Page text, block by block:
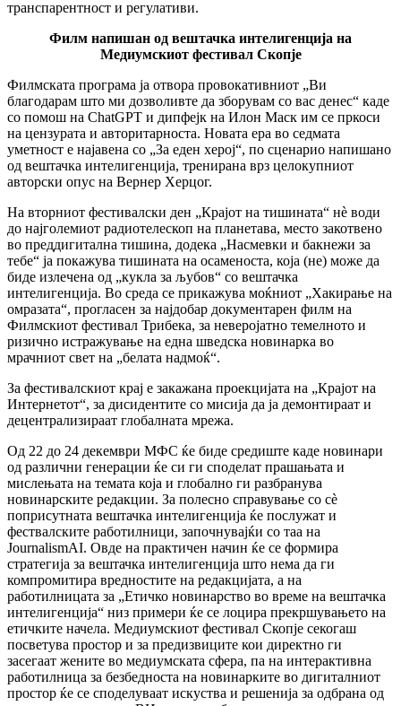
транспарентност и регулативи.
Филм напишан од вештачка интелигенција на
Медиумскиот фестивал Скопје
Филмската програма ја отвора провокативниот „Ви
благодарам што ми дозволивте да зборувам со вас денес“ каде
со помош на ChatGPT и дипфејк на Илон Маск им се пркоси
на цензурата и авторитарноста. Новата ера во седмата
уметност е најавена со „За еден херој“, по сценарио напишано
од вештачка интелигенција, тренирана врз целокупниот
авторски опус на Вернер Херцог.
На вторниот фестивалски ден „Крајот на тишината“ нѐ води
до најголемиот радиотелескоп на планетава, место закотвено
во преддигитална тишина, додека „Насмевки и бакнежи за
тебе“ ја покажува тишината на осаменоста, која (не) може да
биде излечена од „кукла за љубов“ со вештачка
интелигенција. Во среда се прикажува моќниот „Хакирање на
омразата“, прогласен за најдобар документарен филм на
Филмскиот фестивал Трибека, за неверојатно темелното и
ризично истражување на една шведска новинарка во
мрачниот свет на „белата надмоќ“.
За фестивалскиот крај е закажана проекцијата на „Крајот на
Интернетот“, за дисидентите со мисија да ја демонтираат и
децентрализираат глобалната мрежа.
Од 22 до 24 декември МФС ќе биде средиште каде новинари
од различни генерации ќе си ги споделат прашањата и
мислењата на темата која и глобално ги разбранува
новинарските редакции. За полесно справување со сѐ
поприсутната вештачка интелигенција ќе послужат и
фествалските работилници, започнувајќи со таа на
JournalismAI. Овде на практичен начин ќе се формира
стратегија за вештачка интелигенција што нема да ги
компромитира вредностите на редакцијата, а на
работилницата за „Етичко новинарство во време на вештачка
интелигенција“ низ примери ќе се лоцира прекршувањето на
етичките начела. Медиумскиот фестивал Скопје секогаш
посветува простор и за предизвиците кои директно ги
засегаат жените во медиумската сфера, па на интерактивна
работилница за безбедноста на новинарките во дигиталниот
простор ќе се споделуваат искуства и решенија за одбрана од